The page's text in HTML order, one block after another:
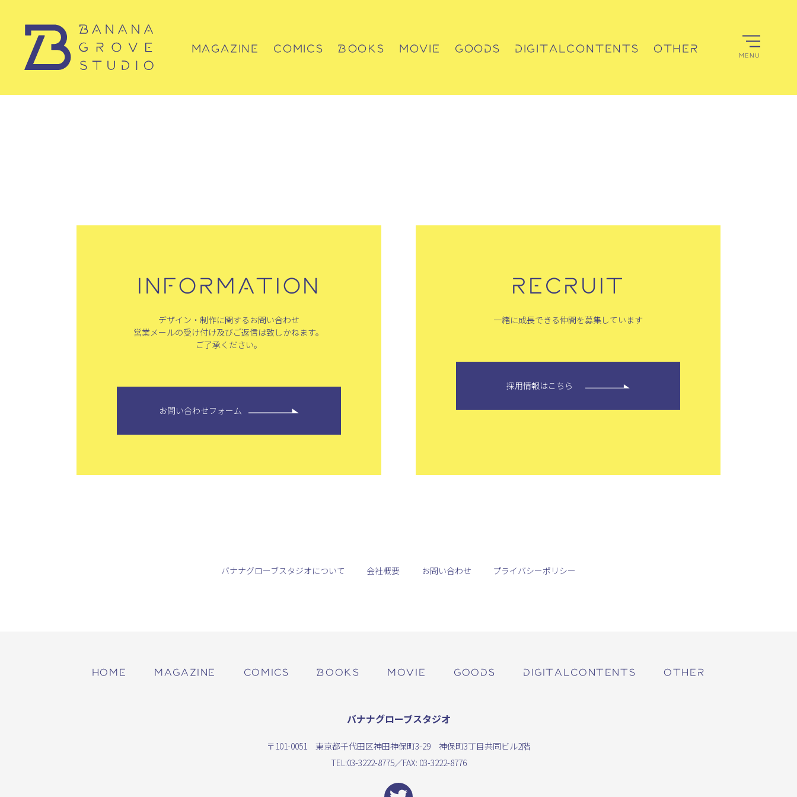
MAGAZINE COMICS BOOKS MOVIE GOODS DIGITALCONTENTS OTHER MENU
INFORMATION
デザイン・制作に関するお問い合わせ
営業メールの受け付け及びご返信は致しかねます。
ご了承ください。
お問い合わせフォーム
RECRUIT
一緒に成長できる仲間を募集しています
採用情報はこちら
バナナグローブスタジオについて 会社概要 お問い合わせ プライバシーポリシー
HOME MAGAZINE COMICS BOOKS MOVIE GOODS DIGITALCONTENTS OTHER
バナナグローブスタジオ
〒101-0051 東京都千代田区神田神保町3-29 神保町3丁目共同ビル2階
TEL:03-3222-8775／FAX: 03-3222-8776